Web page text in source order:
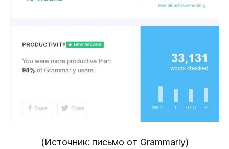
(Источник: письмо от Grammarly)